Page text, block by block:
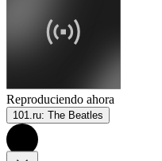
Reproduciendo ahora
101.ru: The Beatles